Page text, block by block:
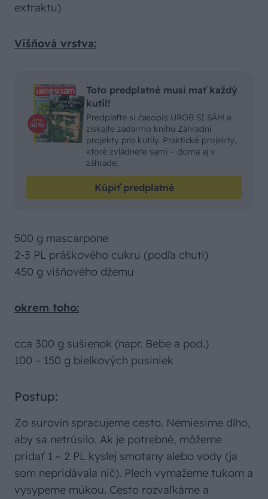
extraktu)
Višňová vrstva:
Toto predplatné musí mať každý
kutil!
Predplaťte si časopis UROB SI SÁM a
získajte zadarmo knihu Záhradní
projekty pro kutily. Praktické projekty,
ktoré zvládnete sami – doma aj v
záhrade.
Kúpiť predplatné
500 g mascarpone
2-3 PL práškového cukru (podľa chuti)
450 g višňového džemu
okrem toho:
cca 300 g sušienok (napr. Bebe a pod.)
100 – 150 g bielkových pusiniek
Postup:
Zo surovín spracujeme cesto. Nemiesime dlho,
aby sa netrúsilo. Ak je potrebné, môžeme
pridať 1 – 2 PL kyslej smotany alebo vody (ja
som nepridávala nič). Plech vymažeme tukom a
vysypeme múkou. Cesto rozvaľkáme a